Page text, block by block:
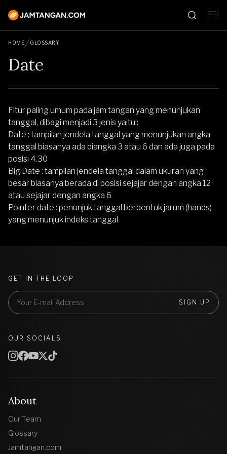
HOME GLOSSARY
Date
Fitur paling umum pada jam tangan yang menunjukan
tanggal, dibagi menjadi 3 jenis yaitu :
Date : tampilan jendela tanggal yang menunjukan angka
tanggal biasanya ada diangka 3 atau 6 dan ada juga pada
posisi 4.30
Big Date : tampilan jendela tanggal dalam ukuran yang
besar biasanya berada di posisi sejajar dengan angka 12
atau sejajar dengan angka 6
Pointer date : penunjuk tanggal berbentuk jarum (hands)
yang menunjuk indeks tanggal
About
Our Team
Glossary
Jamtangan.com
GET IN THE LOOP
SIGN UP
OUR SOCIALS